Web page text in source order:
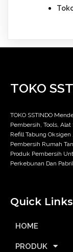
TOKO
TOKO SSTINDO
Pembersih, Tools,
Refill Tabung
Pembersih Rumah
Produk Pembersih
Perkebunan Dan
Quick Links
HOME
PRODUK